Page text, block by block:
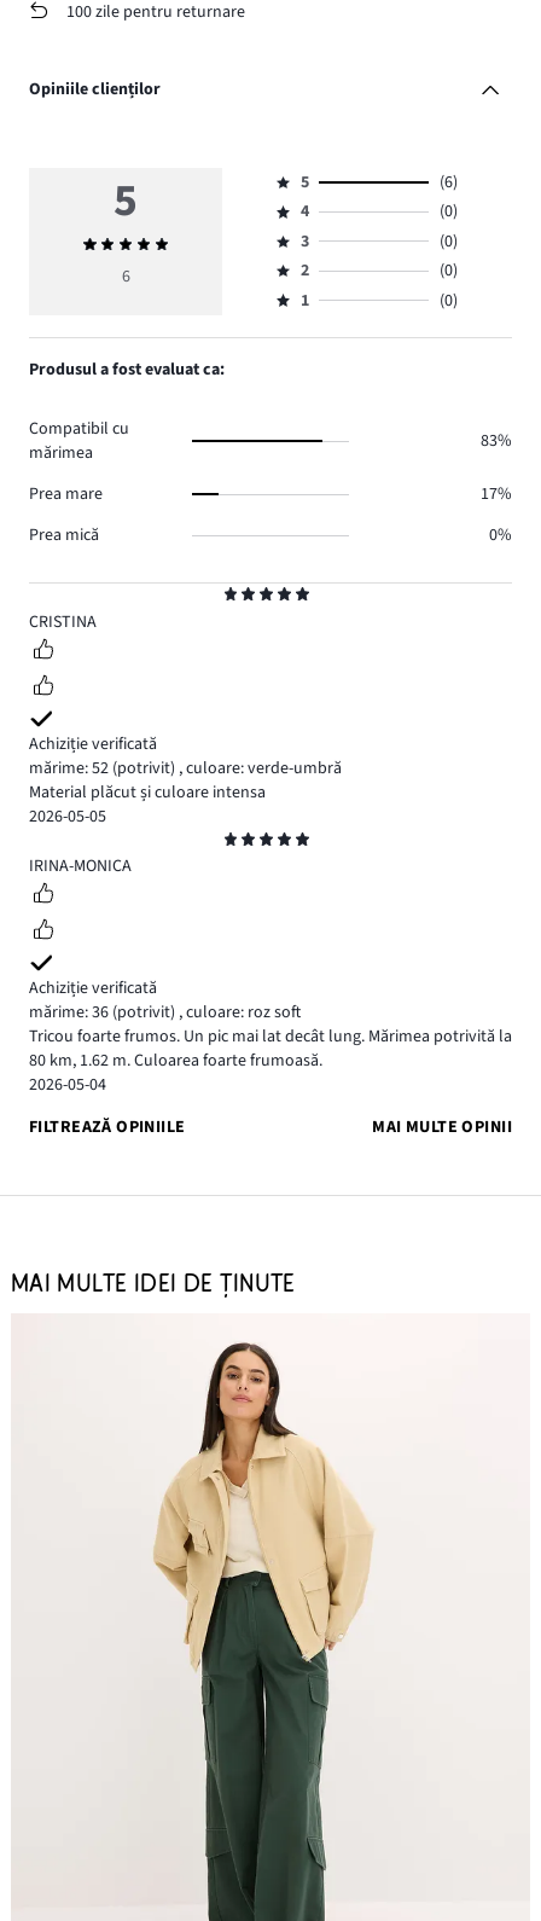
100 zile pentru returnare
Opiniile clienților
5
CRISTINA
Achiziție verificată
mărime: 52 (potrivit) ,culoare: verde-umbră
Material plăcut și culoare intensa
2026-05-05
5
IRINA-MONICA
Achiziție verificată
mărime: 36 (potrivit) ,culoare: roz soft
Tricou foarte frumos. Un pic mai lat decât lung. Mărimea potrivită la
80 km, 1.62 m. Culoarea foarte frumoasă.
2026-05-04
FILTREAZĂ OPINIILE
MAI MULTE OPINII
5
Evaluarea
medie
6
Evaluare
5,
numărul
de
voturi
6.
5
(6)
Evaluare
4,
numărul
de
0.
4
(0)
Evaluare
3,
numărul
3
(0)
Evaluare
2,
2
(0)
Evaluare
1,
1 (0)
Produsul a fost evaluat ca:
Compatibil cu
mărimea
83%
Prea mare
17%
Prea mică
0%
MAI MULTE IDEI DE ȚINUTE